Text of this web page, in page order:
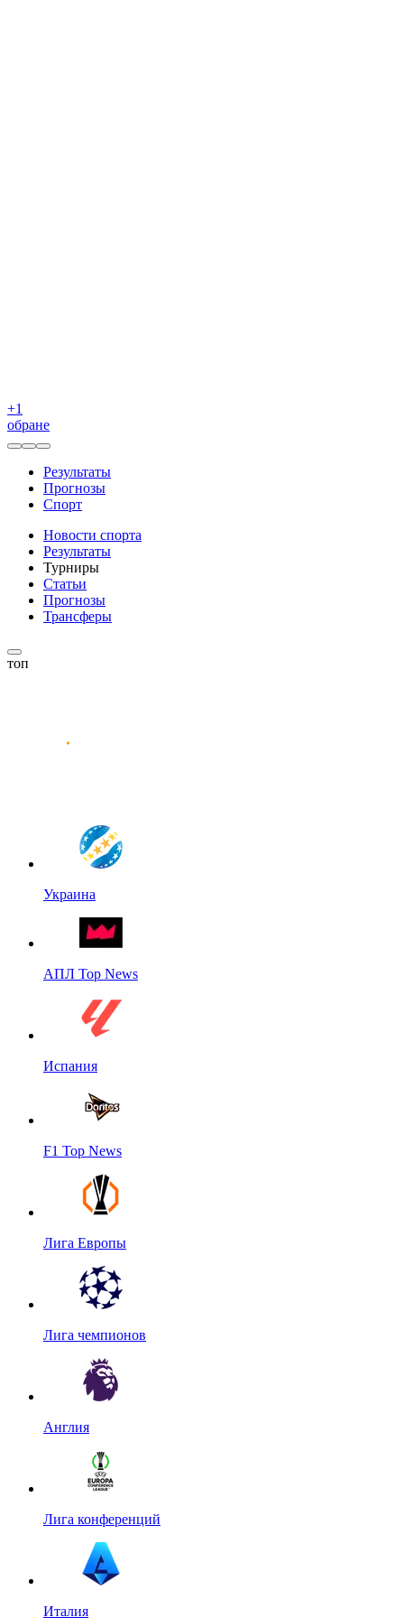
+1
обране
Результаты
Прогнозы
Спорт
Новости спорта
Результаты
Турниры
Статьи
Прогнозы
Трансферы
топ
Украина
АПЛ Top News
Испания
F1 Top News
Лига Европы
Лига чемпионов
Англия
Лига конференций
Италия